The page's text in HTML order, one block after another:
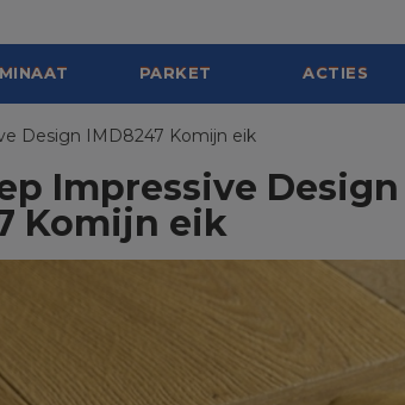
PARKET ACTIES
Design IMD8247 Komijn eik
Impressive Design
Komijn eik